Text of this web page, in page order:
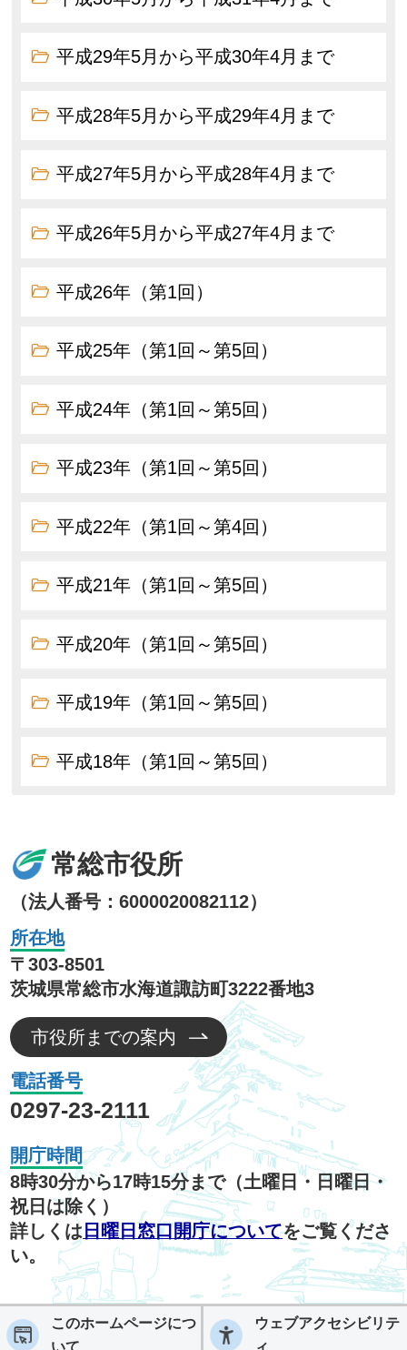
平成29年5月から平成30年4月まで
平成28年5月から平成29年4月まで
平成27年5月から平成28年4月まで
平成26年5月から平成27年4月まで
平成26年（第1回）
平成25年（第1回～第5回）
平成24年（第1回～第5回）
平成23年（第1回～第5回）
平成22年（第1回～第4回）
平成21年（第1回～第5回）
平成20年（第1回～第5回）
平成19年（第1回～第5回）
平成18年（第1回～第5回）
常総市役所
（法人番号：6000020082112）
所在地
〒303-8501
茨城県常総市水海道諏訪町3222番地3
市役所までの案内
電話番号
0297-23-2111
開庁時間
8時30分から17時15分まで（土曜日・日曜日・
祝日は除く）
詳しくは 日曜日窓口開庁についてをご覧くださ
い。
このホームページにつ
いて
ウェブアクセシビリテ
ィ